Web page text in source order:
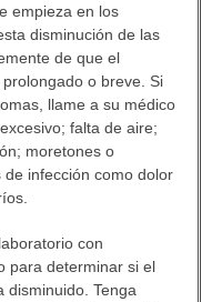
empieza en los
disminución de las
de que el
o breve. Si
llame a su médico
falta de aire;
moretones o
infección como dolor
con
para determinar si el
disminuido. Tenga